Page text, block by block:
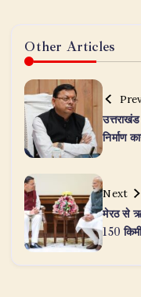
Other Articles
निर्माण
Next
मेरठ से
150